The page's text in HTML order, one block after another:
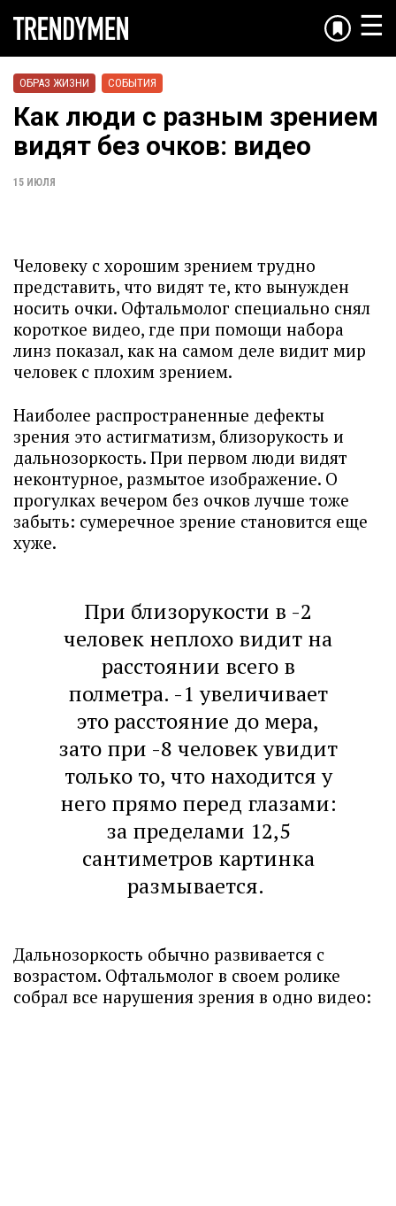
☰
ОБРАЗ ЖИЗНИ СОБЫТИЯ
Как люди с разным зрением
видят без очков: видео
15 ИЮЛЯ
Человеку с хорошим зрением трудно
представить, что видят те, кто вынужден
носить очки. Офтальмолог специально снял
короткое видео, где при помощи набора
линз показал, как на самом деле видит мир
человек с плохим зрением.
Наиболее распространенные дефекты
зрения это астигматизм, близорукость и
дальнозоркость. При первом люди видят
неконтурное, размытое изображение. О
прогулках вечером без очков лучше тоже
забыть: сумеречное зрение становится еще
хуже.
При близорукости в -2
человек неплохо видит на
расстоянии всего в
полметра. -1 увеличивает
это расстояние до мера,
зато при -8 человек увидит
только то, что находится у
него прямо перед глазами:
за пределами 12,5
сантиметров картинка
размывается.
Дальнозоркость обычно развивается с
возрастом. Офтальмолог в своем ролике
собрал все нарушения зрения в одно видео: